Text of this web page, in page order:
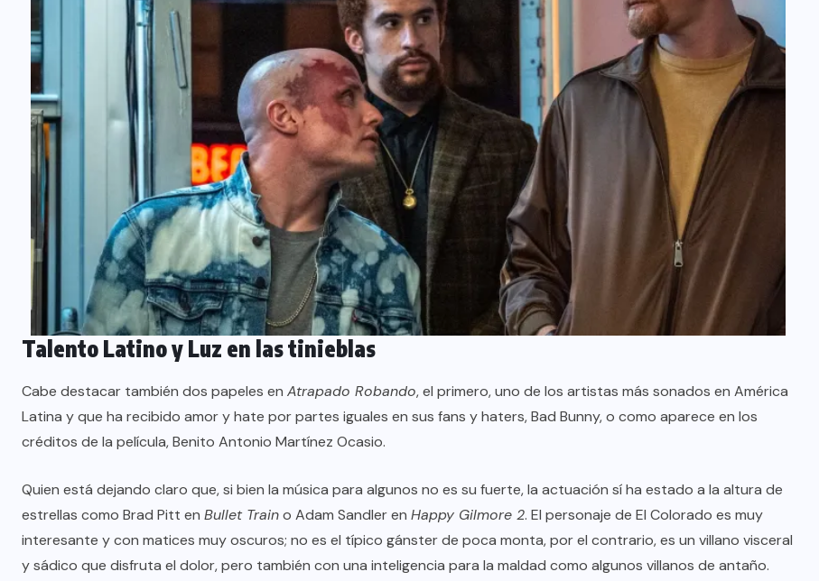
Talento Latino y Luz en las tinieblas
Cabe destacar también dos papeles en Atrapado Robando, el primero, uno de los artistas más sonados en América
Latina y que ha recibido amor y hate por partes iguales en sus fans y haters, Bad Bunny, o como aparece en los
créditos de la película, Benito Antonio Martínez Ocasio.
Quien está dejando claro que, si bien la música para algunos no es su fuerte, la actuación sí ha estado a la altura de
estrellas como Brad Pitt en Bullet Traino Adam Sandler en Happy Gilmore 2. El personaje de El Colorado es muy
interesante y con matices muy oscuros; no es el típico gánster de poca monta, por el contrario, es un villano visceral
y sádico que disfruta el dolor, pero también con una inteligencia para la maldad como algunos villanos de antaño.